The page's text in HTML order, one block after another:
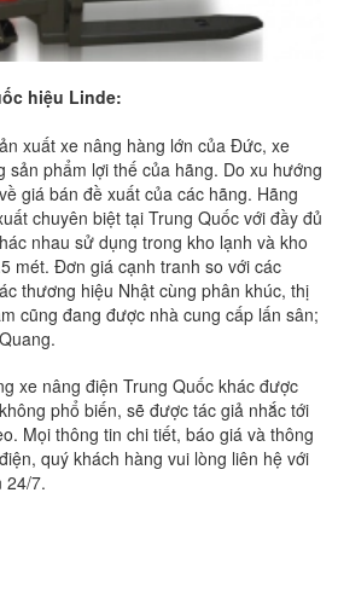
hiệu Linde:
xuất xe nâng hàng lớn của Đức, xe
sản phẩm lợi thế của hãng. Do xu hướng
giá bán đề xuất của các hãng. Hãng
chuyên biệt tại Trung Quốc với đầy đủ
nhau sử dụng trong kho lạnh và kho
mét. Đơn giá cạnh tranh so với các
thương hiệu Nhật cùng phân khúc, thị
cũng đang được nhà cung cấp lấn sân;
xe nâng điện Trung Quốc khác được
phổ biến, sẽ được tác giả nhắc tới
Mọi thông tin chi tiết, báo giá và thông
quý khách hàng vui lòng liên hệ với
24/7.